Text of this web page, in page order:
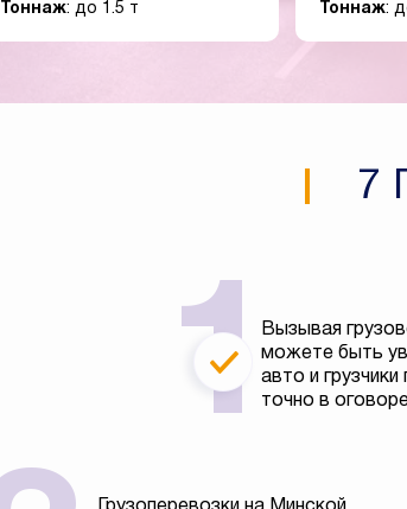
Тоннаж: до 1.5 т Тоннаж:
7
Вызывая
можете быть
авто и грузчики
точно в